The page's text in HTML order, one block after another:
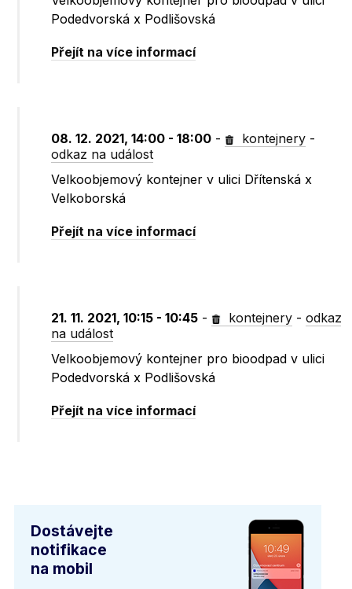
Podedvorská x Podlišovská
Přejít na více informací
08. 12. 2021, 14:00 - 18:00 - kontejnery -
odkaz na událost
Velkoobjemový kontejner v ulici Dřítenská x
Velkoborská
Přejít na více informací
21. 11. 2021, 10:15 - 10:45 - kontejnery -odkaz
na událost
Velkoobjemový kontejner pro bioodpad v ulici
Podedvorská x Podlišovská
Přejít na více informací
Dostávejte
notifikace
na mobil